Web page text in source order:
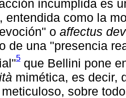
incumplida es
entendida como la
o affectus
de una "presencia
5 que Bellini pone
mimética, es decir,
sobre